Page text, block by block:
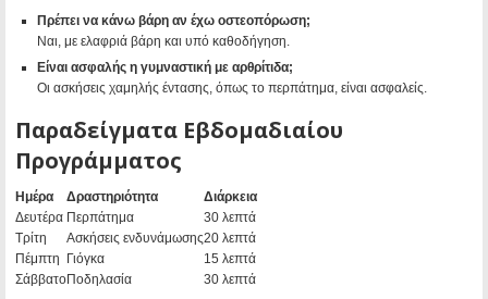
Πρέπει να κάνω βάρη αν έχω οστεοπόρωση;
Ναι, με ελαφριά βάρη και υπό καθοδήγηση.
Είναι ασφαλής η γυμναστική με αρθρίτιδα;
Οι ασκήσεις χαμηλής έντασης, όπως το περπάτημα, είναι ασφαλείς.
Παραδείγματα Εβδομαδιαίου
Προγράμματος
Ημέρα Δραστηριότητα
Διάρκεια
Δευτέρα Περπάτημα
30 λεπτά
Τρίτη
Ασκήσεις ενδυνάμωσης20 λεπτά
Πέμπτη Γιόγκα
15 λεπτά
ΣάββατοΠοδηλασία 30 λεπτά